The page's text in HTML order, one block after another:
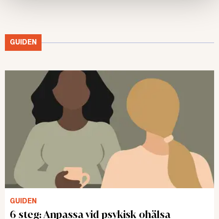
GUIDEN
GUIDEN
6 steg: Anpassa vid psykisk ohälsa